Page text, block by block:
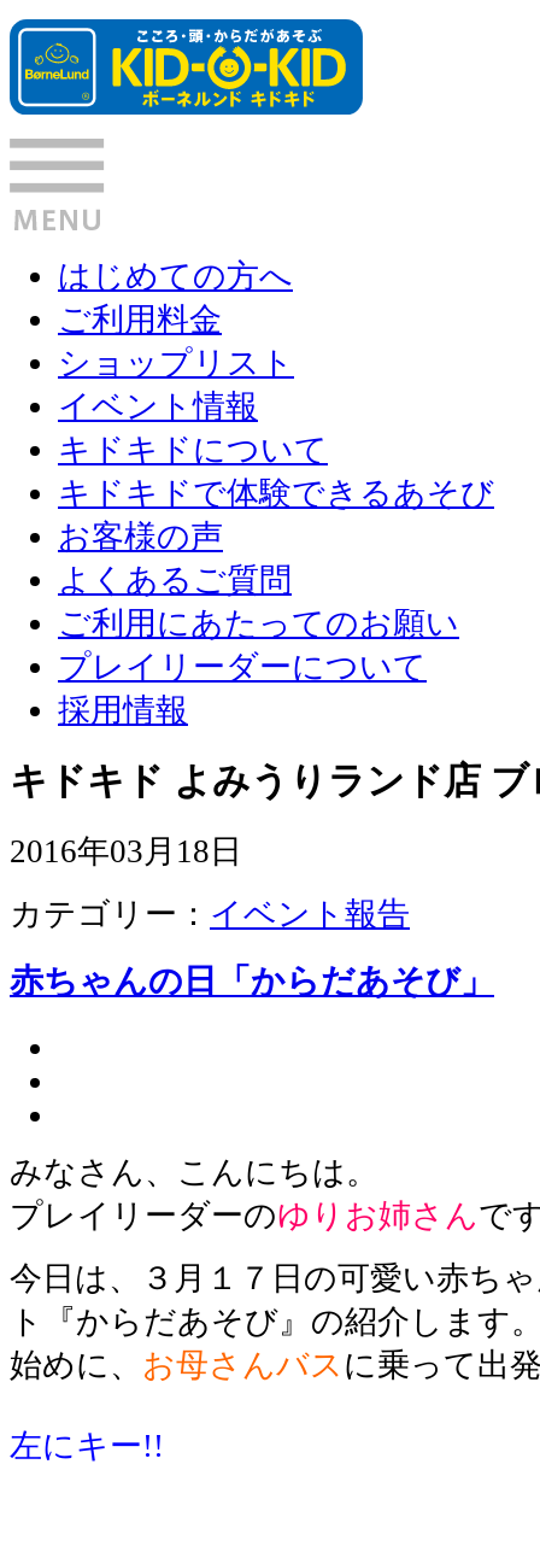
はじめての方へ
ご利用料金
ショップリスト
イベント情報
キドキドについて
キドキドで体験できるあそび
お客様の声
よくあるご質問
ご利用にあたってのお願い
プレイリーダーについて
採用情報
キドキド よみうりランド店 ブ
2016年03月18日
カテゴリー： イベント報告
赤ちゃんの日「からだあそび」
みなさん、こんにちは。
プレイリーダーのゆりお姉さんで
今日は、３月１７日の可愛い赤ち
ト『からだあそび』の紹介します
始めに、 お母さんバス に乗って出
左にキー!!